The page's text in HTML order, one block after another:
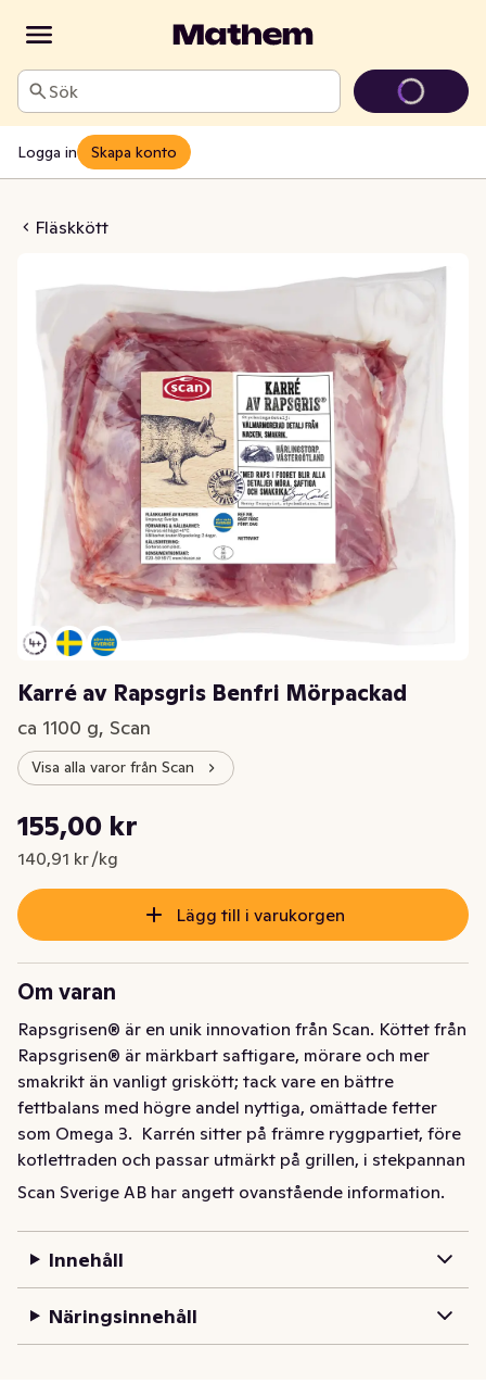
Sök
Logga in Skapa konto
Fläskkött
Benfri Mörpackad
Karré av Rapsgris Benfri Mörpackad
ca 1100 g, Scan
Visa alla varor från Scan
Nuvarande pris är: 155,00 kr
155,00 kr
140,91 kr /kg
Styckpris: 140,91 kr /kg
Lägg till i varukorgen
Om varan
Rapsgrisen® är en unik innovation från Scan. Köttet från
Rapsgrisen® är märkbart saftigare, mörare och mer
smakrikt än vanligt griskött; tack vare en bättre
fettbalans med högre andel nyttiga, omättade fetter
som Omega 3.  Karrén sitter på främre ryggpartiet, före
kotlettraden och passar utmärkt på grillen, i stekpannan
eller som klassisk stek. Tack vare den relativt höga
utsätts för höga temperaturer.
Karrén sitter på främre ryggpartiet, före kotlettraden
klassisk stek. Tack vare den relativt höga fetthalten
behåller köttet sin saftighet även om det utsätts för
Scan Sverige AB har angett ovanstående information.
Innehåll
Näringsinnehåll